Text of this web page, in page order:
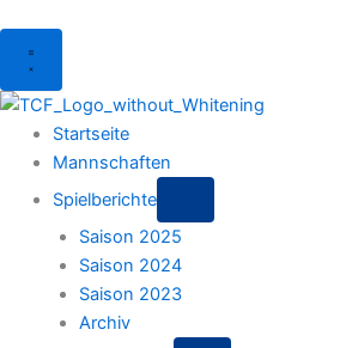
Menu
Startseite
Mannschaften
Spielberichte
Saison 2025
Saison 2024
Saison 2023
Archiv